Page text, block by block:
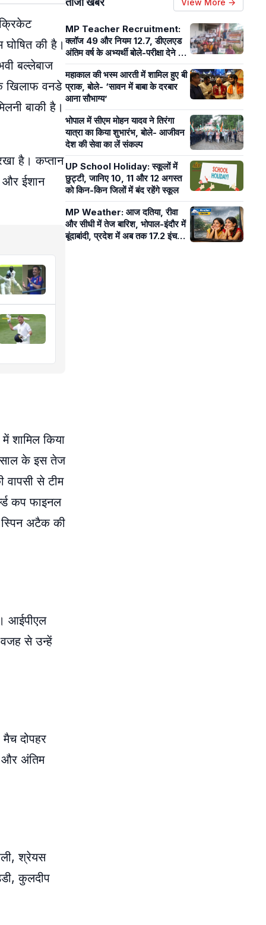
की है।
बल्लेबाज
खिलाफ वनडे
बाकी है।
है। कप्तान
और ईशान
शामिल किया
साल के इस तेज
से टीम
कप फाइनल
स्पिन अटैक की
आईपीएल
से उन्हें
दोपहर
और अंतिम
श्रेयस
कुलदीप
View More →
MP Teacher Recruitment:
क्लॉज 49 और नियम 12.7, डीएलएड
अंतिम वर्ष के अभ्यर्थी बोले-परीक्षा देने के
लिए योग्य तो नियुक्ति में अयोग्य कैसे?
महाकाल की भस्म आरती में शामिल हुए बी
प्राक, बोले- ‘सावन में बाबा के दरबार
आना सौभाग्य’
भोपाल में सीएम मोहन यादव ने तिरंगा
यात्रा का किया शुभारंभ, बोले- आजीवन
देश की सेवा का लें संकल्प
UP School Holiday: स्कूलों में
छुट्टी, जानिए 10, 11 और 12 अगस्त
को किन-किन जिलों में बंद रहेंगे स्कूल
MP Weather: आज दतिया, रीवा
और सीधी में तेज बारिश, भोपाल-इंदौर में
बूंदाबांदी, प्रदेश में अब तक 17.2 इंच